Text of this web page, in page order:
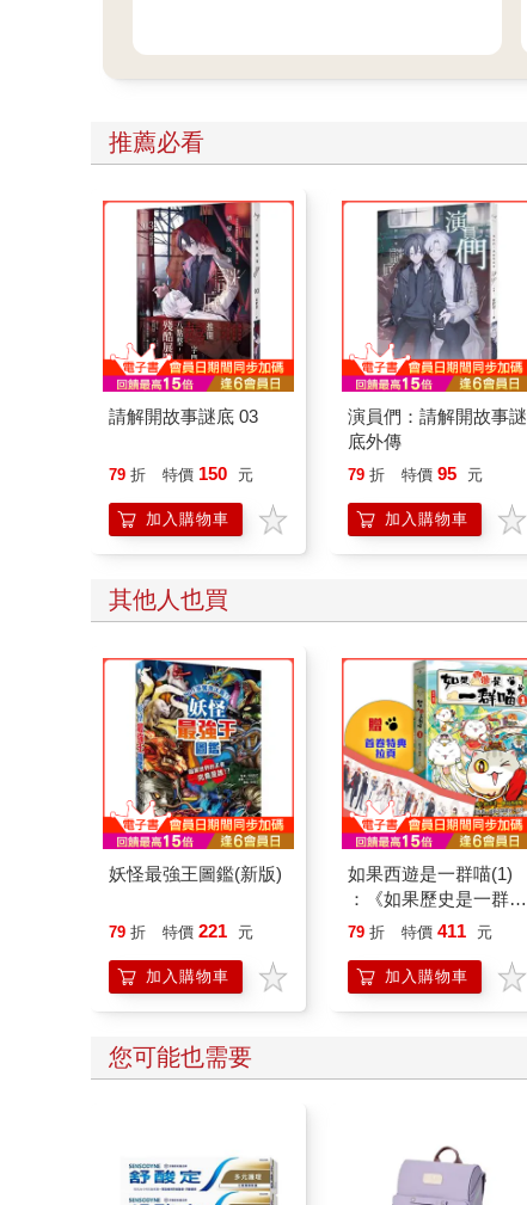
推薦必看
請解開故事謎底 03
79 折 特價 150 元
加入購物車
演員們：請解開故事謎
底外傳
79 折 特價 95 元
加入購物車
其他人也買
妖怪最強王圖鑑(新版)
79 折 特價 221 元
加入購物車
如果西遊是一群喵(1)
：《如果歷史是一群
喵》作者最新力作，附
79 折 特價 411 元
加入購物車
您可能也需要